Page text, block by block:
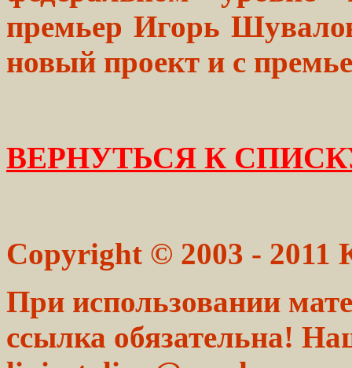
премьер Игорь
новый проект и с
ВЕРНУТЬСЯ К
Copyright © 2003 - 2011
При использовании
ссылка обязательна!